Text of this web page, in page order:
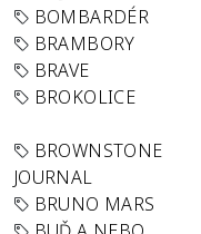
BOMBARDÉR
BRAMBORY
BRAVE
BROKOLICE
BROWNSTONE
JOURNAL
BRUNO MARS